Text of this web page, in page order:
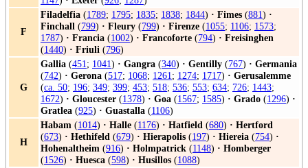
F
Filadelfia (1789; 1795; 1835; 1838; 1844) · Fimes (881) ·
Finchall (799) · Fleury (799) · Firenze (1055; 1106; 1573;
1787) · Francia (1002) · Francoforte (794) · Freisinghen
(1440) · Friuli (796)
G
Gallia (451; 1041) · Gangra (340) · Gentilly (767) · Germania
(742) · Gerona (517; 1068; 1261; 1274; 1717) · Gerusalemme
(ca. 50; 196; 349; 399; 453; 518; 536; 553; 634; 726; 1443;
1672) · Gloucester (1378) · Goa (1567; 1585) · Grado (1296) ·
Gratlea (925) · Guastalla (1106)
H
Habam (1014) · Halle (1176) · Hatfield (680) · Hertford
(673) · Hethifeld (679) · Hierapolis (197) · Hiereia (754) ·
Hohenaltheim (916) · Holmpatrick (1148) · Homberger
(1526) · Huesca (598) · Husillos (1088)